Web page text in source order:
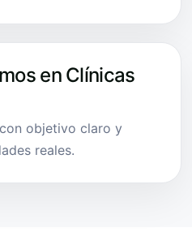
en Clínicas
objetivo claro y
reales.